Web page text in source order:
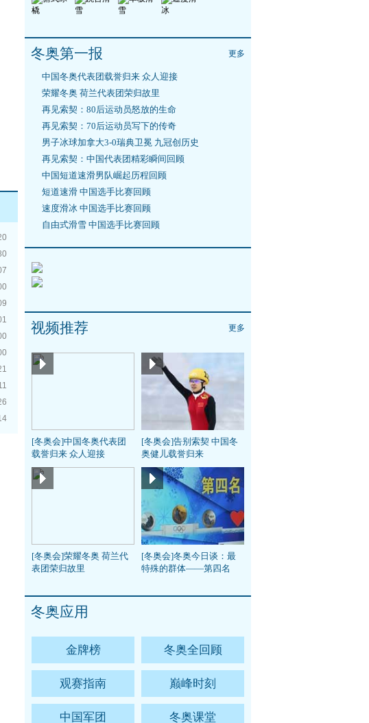
冬奥第一报 更多
中国冬奥代表团载誉归来 众人迎接
荣耀冬奥 荷兰代表团荣归故里
再见索契：80后运动员怒放的生命
再见索契：70后运动员写下的传奇
男子冰球加拿大3-0瑞典卫冕 九冠创历史
再见索契：中国代表团精彩瞬间回顾
中国短道速滑男队崛起历程回顾
短道速滑 中国选手比赛回顾
速度滑冰 中国选手比赛回顾
自由式滑雪 中国选手比赛回顾
视频推荐 更多
[冬奥会]中国冬奥代表团
载誉归来 众人迎接
[冬奥会]告别索契 中国冬
奥健儿载誉归来
[冬奥会]荣耀冬奥 荷兰代
表团荣归故里
[冬奥会]冬奥今日谈：最
特殊的群体——第四名
冬奥应用
金牌榜 冬奥全回顾
观赛指南 巅峰时刻
中国军团 冬奥课堂